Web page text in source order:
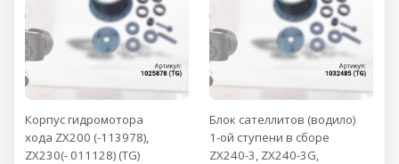
Корпус гидромотора
хода ZX200 (-113978),
ZX230(- 011128) (TG)
Блок сателлитов (водило)
1-ой ступени в сборе
ZX240-3, ZX240-3G,